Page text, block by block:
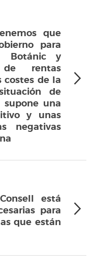
que
para
Botánic y
rentas
costes de la
de
una
y unas
negativas
está
para
que están